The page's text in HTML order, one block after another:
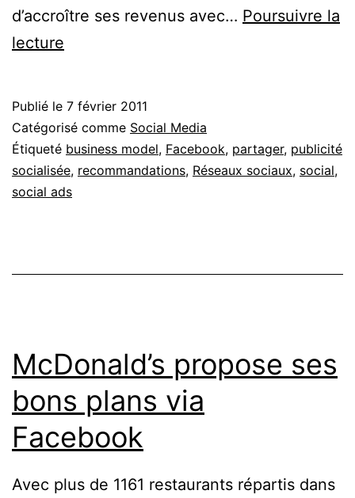
d’accroître ses revenus avec… Poursuivre la
lecture
les
recommandations
Publié le 7 février 2011
Catégorisé comme Social Media
Étiqueté business model, Facebook, partager, publicité
socialisée, recommandations, Réseaux sociaux, social,
social ads
McDonald’s propose ses
bons plans via
Facebook
Avec plus de 1161 restaurants répartis dans